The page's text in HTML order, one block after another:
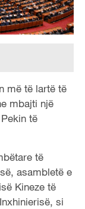
më të lartë të
mbajti një
të
të
asambletë e
Kineze të
si